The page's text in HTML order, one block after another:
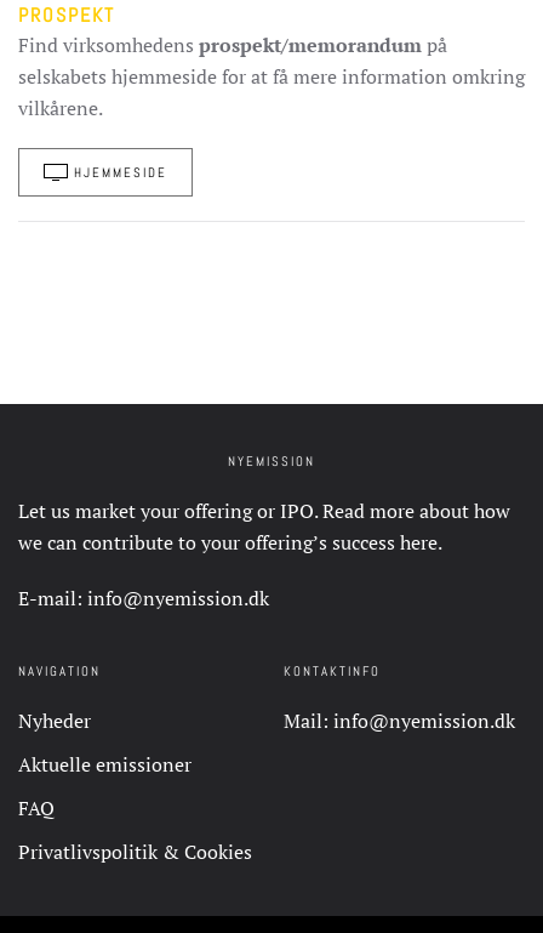
PROSPEKT
Find virksomhedens prospekt/memorandumpå
selskabets hjemmeside for at få mere information omkring
vilkårene.
HJEMMESIDE
NYEMISSION
Let us market your offering or IPO. Read more about how
we can contribute to your offering’s success here.
E-mail: info@nyemission.dk
NAVIGATION
Nyheder
Aktuelle emissioner
FAQ
Privatlivspolitik & Cookies
KONTAKTINFO
Mail: info@nyemission.dk